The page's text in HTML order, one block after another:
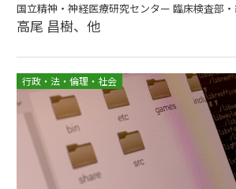
国立精神・神経医療研究センター 臨床検査部
高尾 昌樹、他
行政・法・倫理・社会